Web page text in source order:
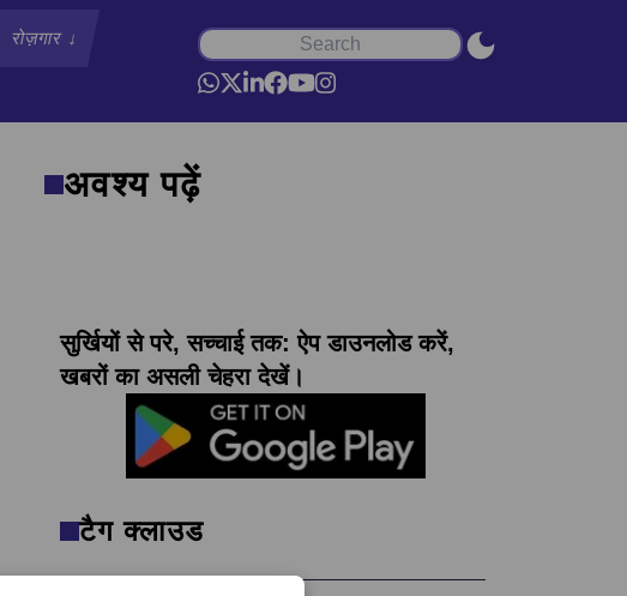
रोज़गार↓
अवश्य पढ़ें
सुर्खियों से परे, सच्चाई तक: ऐप डाउनलोड करें,
खबरों का असली चेहरा देखें।
टैग क्लाउड